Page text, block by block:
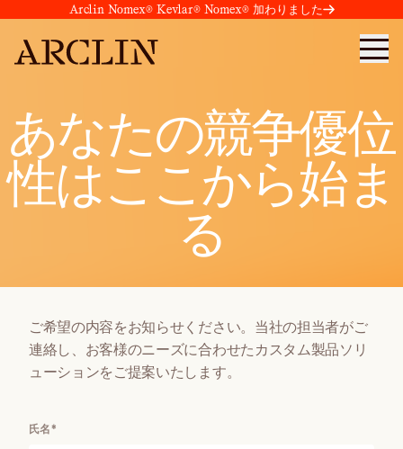
Arclin Nomex® Kevlar® Nomex® 加わりました
あなたの競争優位
性はここから始ま
る
ご希望の内容をお知らせください。当社の担当者がご
連絡し、お客様のニーズに合わせたカスタム製品ソリ
ューションをご提案いたします。
氏名*